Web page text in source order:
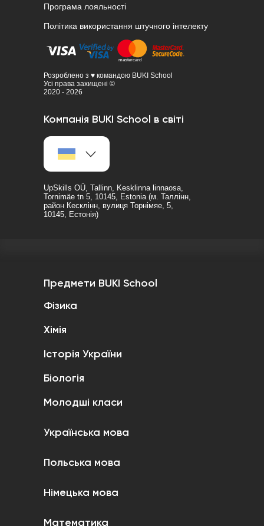
Програма лояльності
Політика використання штучного інтелекту
Розроблено з ♥ командою BUKI School
Усі права захищені ©
2020 - 2026
Компанія BUKI School в світі
UpSkills OÜ, Tallinn, Kesklinna linnaosa,
Tornimäe tn 5, 10145, Estonia (м. Таллінн,
район Кесклінн, вулиця Торнімяе, 5,
10145, Естонія)
Предмети BUKI School
Фізика
Хімія
Історія України
Біологія
Молодші класи
Українська мова
Польська мова
Німецька мова
Математика